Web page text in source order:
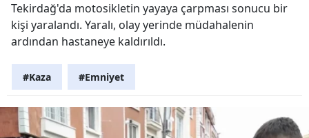
Tekirdağ'da motosikletin yayaya çarpması sonucu bir
kişi yaralandı. Yaralı, olay yerinde müdahalenin
ardından hastaneye kaldırıldı.
#Kaza #Emniyet